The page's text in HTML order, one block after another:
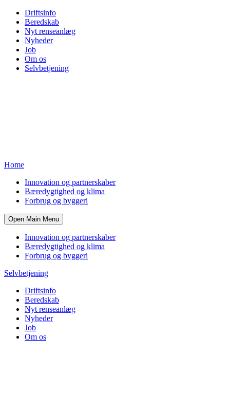
Driftsinfo
Beredskab
Nyt renseanlæg
Nyheder
Job
Om os
Selvbetjening
Home
Innovation og partnerskaber
Bæredygtighed og klima
Forbrug og byggeri
Open Main Menu
Innovation og partnerskaber
Bæredygtighed og klima
Forbrug og byggeri
Selvbetjening
Driftsinfo
Beredskab
Nyt renseanlæg
Nyheder
Job
Om os